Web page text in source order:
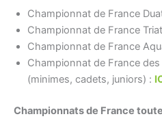
Championnat de France
Championnat de France
Championnat de France
Championnat de France des
(minimes, cadets, juniors) :
Championnats de France